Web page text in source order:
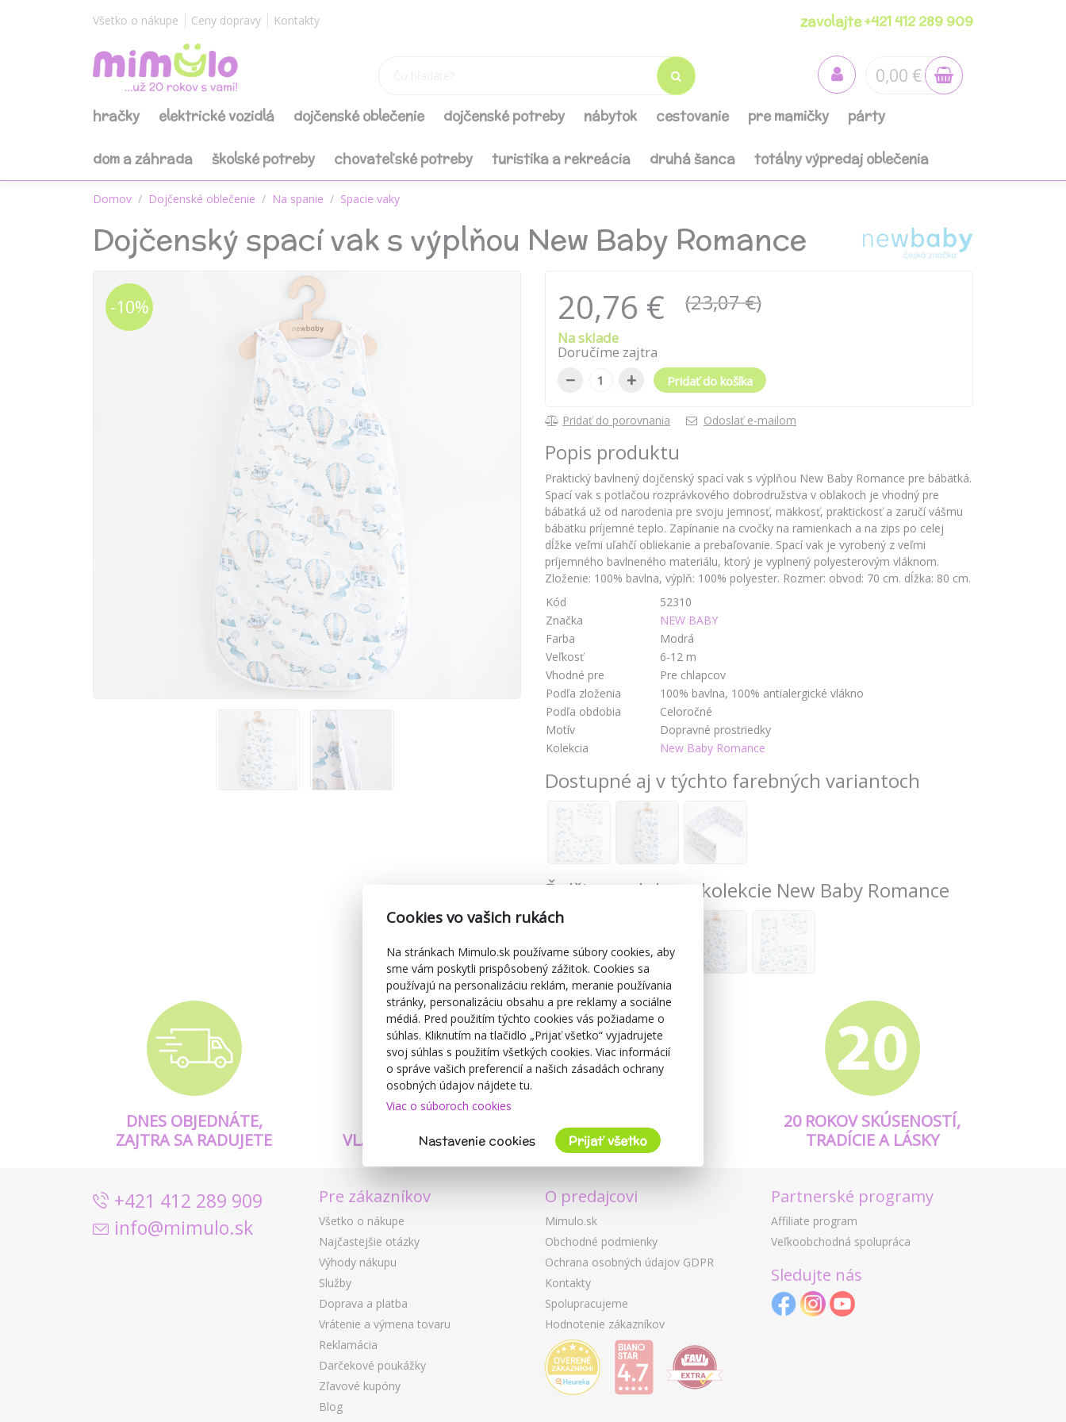
Všetko o nákupe Ceny dopravy Kontakty zavolajte +421 412 289 909
0,00 €
hračky elektrické vozidlá dojčenské oblečenie dojčenské potreby nábytok cestovanie pre mamičky párty
dom a záhrada školské potreby chovateľské potreby turistika a rekreácia druhá šanca totálny výpredaj oblečenia
Domov Dojčenské oblečenie Na spanie Spacie vaky
Dojčenský spací vak s výplňou New Baby Romance
-10% 20,76 € (23,07 €)
Na sklade
Doručíme zajtra
− + Pridať do košíka
Pridať do porovnania Odoslať e-mailom
Popis produktu
Praktický bavlnený dojčenský spací vak s výplňou New Baby Romance pre bábätká.
Spací vak s potlačou rozprávkového dobrodružstva v oblakoch je vhodný pre
bábätká už od narodenia pre svoju jemnosť, mäkkosť, praktickosť a zaručí vášmu
bábätku príjemné teplo. Zapínanie na cvočky na ramienkach a na zips po celej
dĺžke veľmi uľahčí obliekanie a prebaľovanie. Spací vak je vyrobený z veľmi
príjemného bavlneného materiálu, ktorý je vyplnený polyesterovým vláknom.
Zloženie: 100% bavlna, výplň: 100% polyester. Rozmer: obvod: 70 cm. dĺžka: 80 cm.
Kód
52310
Značka
NEW BABY
Farba
Modrá
Veľkosť
6-12 m
Vhodné pre
Pre chlapcov
Podľa zloženia
100% bavlna, 100% antialergické vlákno
Podľa obdobia
Celoročné
Motív
Dopravné prostriedky
Kolekcia
New Baby Romance
Dostupné aj v týchto farebných variantoch
Ďalšie produkty z kolekcie New Baby Romance
DNES OBJEDNÁTE,
ZAJTRA SA RADUJETE
VLASTNÉ PRODUKTY
A KVALITA
20 ROKOV SKÚSENOSTÍ,
TRADÍCIE A LÁSKY
+421 412 289 909
info@mimulo.sk
Pre zákazníkov
Všetko o nákupe
Najčastejšie otázky
Výhody nákupu
Služby
Doprava a platba
Vrátenie a výmena tovaru
Reklamácia
Darčekové poukážky
Zľavové kupóny
Blog
O predajcovi
Mimulo.sk
Obchodné podmienky
Ochrana osobných údajov GDPR
Kontakty
Spolupracujeme
Hodnotenie zákazníkov
Partnerské programy
Affiliate program
Veľkoobchodná spolupráca
Sledujte nás
Cookies vo vašich rukách
Na stránkach Mimulo.sk používame súbory cookies, aby
sme vám poskytli prispôsobený zážitok. Cookies sa
používajú na personalizáciu reklám, meranie používania
stránky, personalizáciu obsahu a pre reklamy a sociálne
médiá. Pred použitím týchto cookies vás požiadame o
súhlas. Kliknutím na tlačidlo „Prijať všetko“ vyjadrujete
svoj súhlas s použitím všetkých cookies. Viac informácií
o správe vašich preferencií a našich zásadách ochrany
osobných údajov nájdete tu.
Viac o súboroch cookies
Nastavenie cookies Prijať všetko